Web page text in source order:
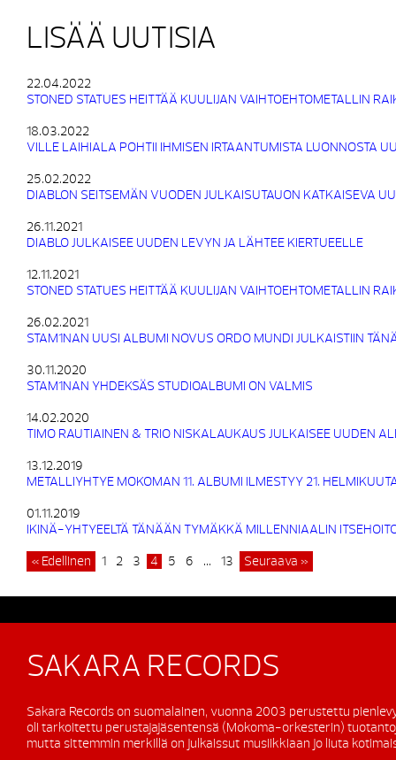
LISÄÄ UUTISIA
22.04.2022
STONED STATUES HEITTÄÄ KUULIJAN VAIHTOEHTOMETALLIN
18.03.2022
VILLE LAIHIALA POHTII IHMISEN IRTAANTUMISTA LUONNOSTA
25.02.2022
DIABLON SEITSEMÄN VUODEN JULKAISUTAUON KATKAISEVA
26.11.2021
DIABLO JULKAISEE UUDEN LEVYN JA LÄHTEE KIERTUEELLE
12.11.2021
STONED STATUES HEITTÄÄ KUULIJAN VAIHTOEHTOMETALLIN
26.02.2021
STAM1NAN UUSI ALBUMI NOVUS ORDO MUNDI JULKAISTIIN
30.11.2020
STAM1NAN YHDEKSÄS STUDIOALBUMI ON VALMIS
14.02.2020
TIMO RAUTIAINEN & TRIO NISKALAUKAUS JULKAISEE UUDEN
13.12.2019
METALLIYHTYE MOKOMAN 11. ALBUMI ILMESTYY 21.
01.11.2019
IKINÄ-YHTYEELTÄ TÄNÄÄN TYMÄKKÄ MILLENNIAALIN
« Edellinen 1 2 3 4 5 6 … 13 Seuraava »
SAKARA RECORDS
Sakara Records on suomalainen, vuonna 2003 perustettu
oli tarkoitettu perustajajäsentensä (Mokoma-orkesterin)
mutta sittemmin merkillä on julkaissut musiikkiaan jo liuta